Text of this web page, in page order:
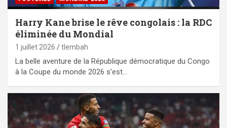
Harry Kane brise le rêve congolais : la RDC
éliminée du Mondial
1 juillet 2026 tlembah
La belle aventure de la République démocratique du Congo
à la Coupe du monde 2026 s’est…